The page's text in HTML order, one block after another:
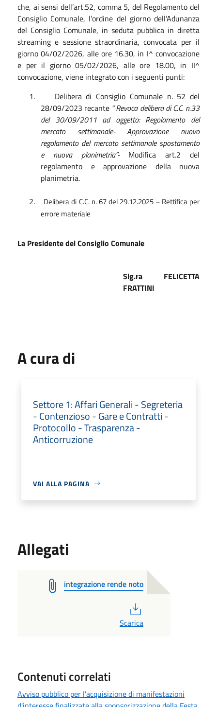
che, ai sensi dell’art.52, comma 5, del Regolamento del
Consiglio Comunale, l’ordine del giorno dell’Adunanza
del Consiglio Comunale, in seduta pubblica in diretta
streaming e sessione straordinaria, convocata per il
giorno 04/02/2026, alle ore 16.30, in I^ convocazione
e per il giorno 05/02/2026, alle ore 18.00, in II^
convocazione, viene integrato con i seguenti punti:
1.
Delibera di Consiglio Comunale n. 52 del
28/09/2023 recante “ Revoca delibera di C.C. n.33
del 30/09/2011 ad oggetto: Regolamento del
mercato settimanale- Approvazione nuovo
regolamento del mercato settimanale spostamento
e nuova planimetria”- Modifica art.2 del
regolamento e approvazione della nuova
planimetria.
2.
Delibera di C.C. n. 67 del 29.12.2025 – Rettifica per
errore materiale
La Presidente del Consiglio Comunale
Sig.ra FELICETTA
FRATTINI
A cura di
Settore 1: Affari Generali - Segreteria
- Contenzioso - Gare e Contratti -
Protocollo - Trasparenza -
Anticorruzione
VAI ALLA PAGINA
Allegati
integrazione rende noto
Scarica
Contenuti correlati
Avviso pubblico per l'acquisizione di manifestazioni